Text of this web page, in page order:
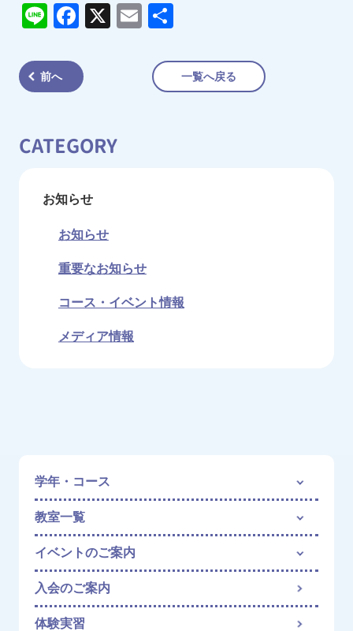
LineFacebook
X Email
共
前へ 一覧へ戻る
CATEGORY
お知らせ
お知らせ
重要なお知らせ
コース・イベント情報
メディア情報
学年・コース
教室一覧
イベントのご案内
入会のご案内
体験実習